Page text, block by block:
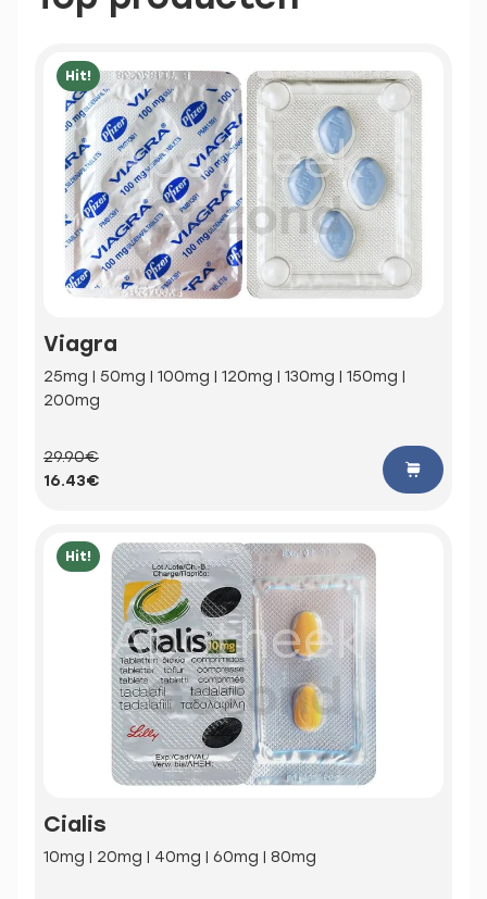
Hit!
Viagra
25mg | 50mg | 100mg | 120mg | 130mg | 150mg |
200mg
29.90€
16.43€
Hit!
Cialis
10mg | 20mg | 40mg | 60mg | 80mg